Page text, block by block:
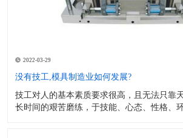
2022-03-29
没有技工,模具制造业如何发展?
技工对人的基本素质要求很高，且无法只靠
长时间的艰苦磨练，于技能、心态、性格、